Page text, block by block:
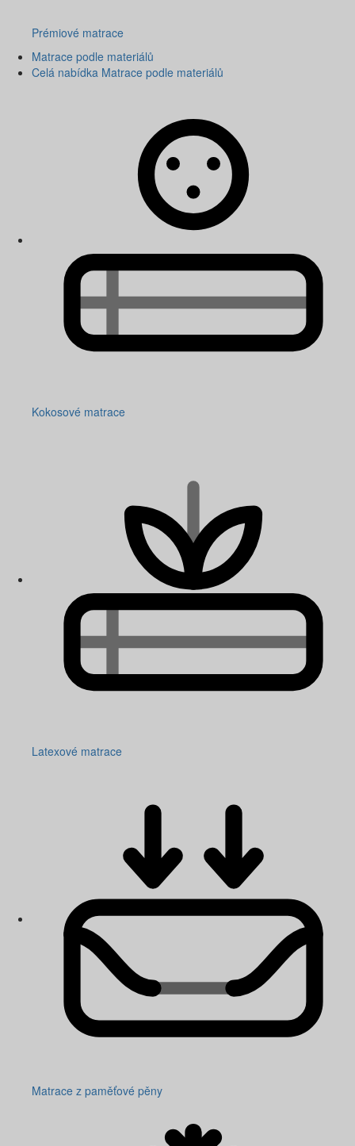
Prémiové matrace
Matrace podle materiálů
Celá nabídka Matrace podle materiálů
Kokosové matrace
Latexové matrace
Matrace z paměťové pěny